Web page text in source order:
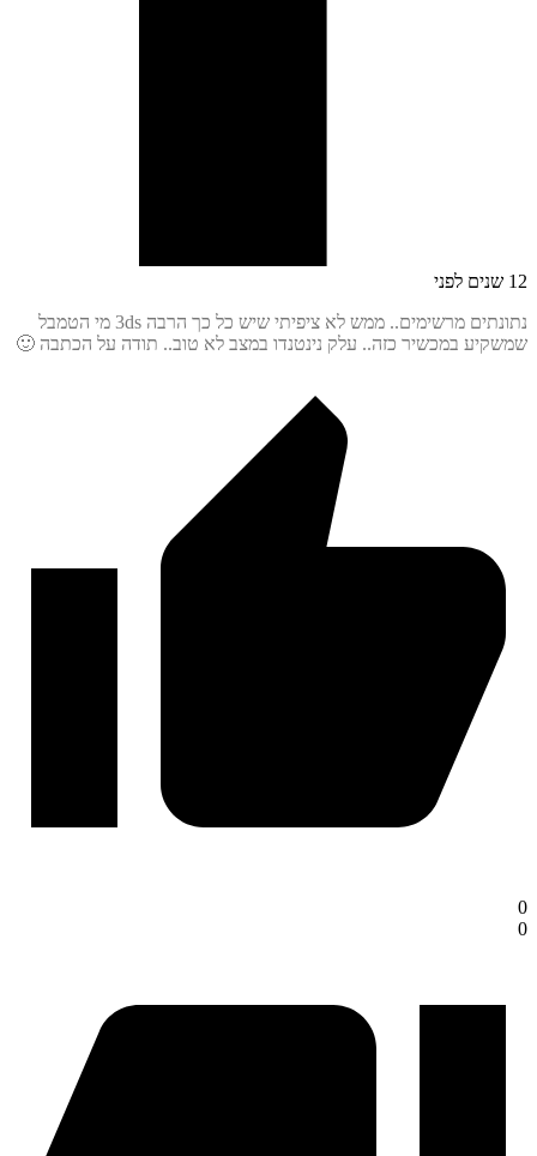
נתונתים מרשימים.. ממש לא ציפיתי שיש כל כך הרבה 3ds מי הטמבל
במכשיר כזה.. עלק נינטנדו במצב לא טוב.. תודה על הכתבה 🙂